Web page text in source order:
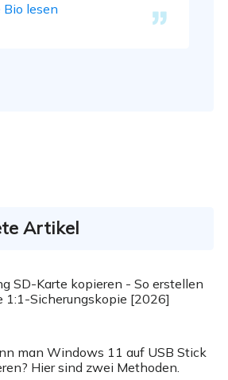
Diese Artikel umfassen die
lesen
Artikel
SD-Karte kopieren - So erstellen
1:1-Sicherungskopie [2026]
man Windows 11 auf USB Stick
Hier sind zwei Methoden.